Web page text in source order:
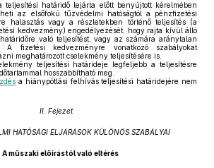
teljesítési határidő lejárta előtt benyújtott kérelmében
az elsőfokú tűzvédelmi hatóságtól a pénzfizetési
halasztás vagy a részletekben történő teljesítés (a
kedvezmény) engedélyezését, hogy rajta kívül álló
való teljesítést, vagy az számára aránytalan
A fizetési kedvezményre vonatkozó szabályokat
meghatározott cselekmény teljesítésére is.
teljesítési határideje legfeljebb a teljesítésre
hosszabbítható meg.
a hiánypótlási felhívás teljesítési határidejére nem
II. Fejezet
HATÓSÁGI ELJÁRÁSOK KÜLÖNÖS SZABÁLYAI
A műszaki előírástól való eltérés